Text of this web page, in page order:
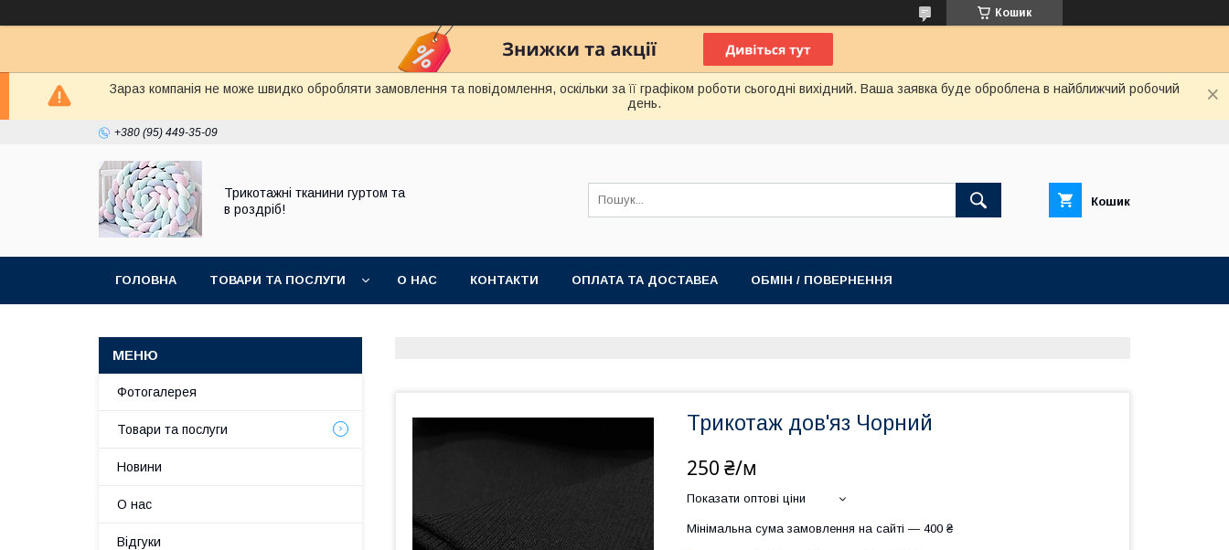
Кошик
Зараз компанія не може швидко обробляти замовлення та повідомлення, оскільки за її графіком роботи сьогодні вихідний. Ваша заявка буде оброблена в найближчий робочий
день.
+380 (95) 449-35-09
Трикотажні тканини гуртом та
в роздріб!
Кошик
ГОЛОВНА ТОВАРИ ТА ПОСЛУГИ О НАС КОНТАКТИ ОПЛАТА ТА ДОСТАВЕА ОБМІН / ПОВЕРНЕННЯ
Трикотаж дов'яз Чорний
250 ₴/м
Показати оптові ціни
Мінімальна сума замовлення на сайті — 400 ₴
Фотогалерея
Товари та послуги
Новини
О нас
Відгуки